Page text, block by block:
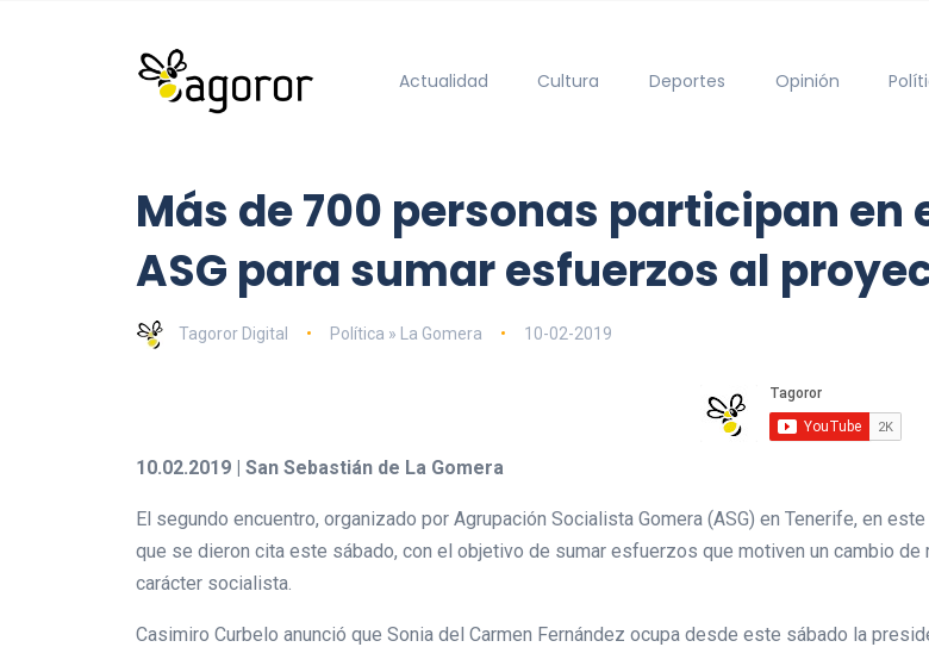
Actualidad Cultura Deportes Opinión
Más de 700 personas participan en
ASG para sumar esfuerzos al
Tagoror Digital Política » La Gomera 10-02-2019
10.02.2019 | San Sebastián de La Gomera
El segundo encuentro, organizado por Agrupación Socialista Gomera (ASG) en Tenerife, en
que se dieron cita este sábado, con el objetivo de sumar esfuerzos que motiven un cambio de
carácter socialista.
Casimiro Curbelo anunció que Sonia del Carmen Fernández ocupa desde este sábado la